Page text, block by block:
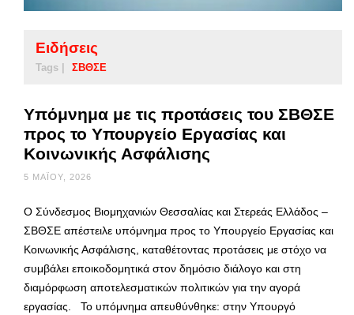
Ειδήσεις
Tags | ΣΒΘΣΕ
Υπόμνημα με τις προτάσεις του ΣΒΘΣΕ
προς το Υπουργείο Εργασίας και
Κοινωνικής Ασφάλισης
5 ΜΑΪ́ΟΥ, 2026
Ο Σύνδεσμος Βιομηχανιών Θεσσαλίας και Στερεάς Ελλάδος –
ΣΒΘΣΕ απέστειλε υπόμνημα προς το Υπουργείο Εργασίας και
Κοινωνικής Ασφάλισης, καταθέτοντας προτάσεις με στόχο να
συμβάλει εποικοδομητικά στον δημόσιο διάλογο και στη
διαμόρφωση αποτελεσματικών πολιτικών για την αγορά
εργασίας. Το υπόμνημα απευθύνθηκε: στην Υπουργό